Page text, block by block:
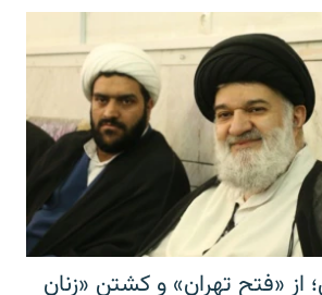
از «فتح تهران» و کشتن «زنان